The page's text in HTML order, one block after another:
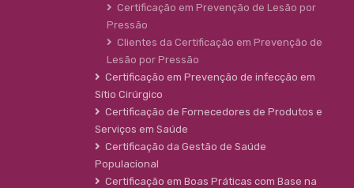
Certificação em Prevenção de Lesão por
Pressão
Clientes da Certificação em Prevenção de
Lesão por Pressão
Certificação em Prevenção de infecção em
Sítio Cirúrgico
Certificação de Fornecedores de Produtos e
Serviços em Saúde
Certificação da Gestão de Saúde
Populacional
Certificação em Boas Práticas com Base na